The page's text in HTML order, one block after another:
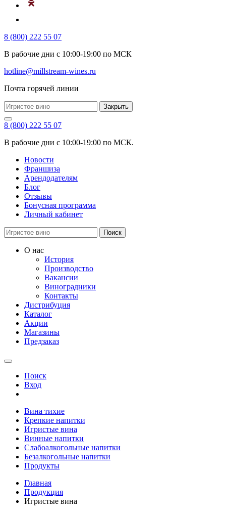
8 (800) 222 55 07
В рабочие дни с 10:00-19:00 по МСК
hotline@millstream-wines.ru
Почта горячей линии
Закрыть
8 (800) 222 55 07
В рабочие дни с 10:00-19:00 по МСК.
Новости
Франшиза
Арендодателям
Блог
Отзывы
Бонусная программа
Личный кабинет
Поиск
О нас
История
Производство
Вакансии
Виноградники
Контакты
Дистрибуция
Каталог
Акции
Магазины
Предзаказ
Поиск
Вход
Вина тихие
Крепкие напитки
Игристые вина
Винные напитки
Слабоалкогольные напитки
Безалкогольные напитки
Продукты
Главная
Продукция
Игристые вина